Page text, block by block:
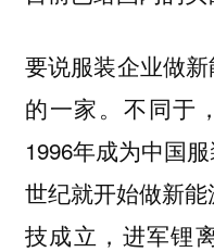
要说服装企业做
的一家。不同于
1996年成为中国
世纪就开始做新
技成立，进军锂